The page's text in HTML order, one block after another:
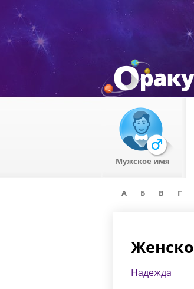
Мужское имя
А Б В Г
Надежда